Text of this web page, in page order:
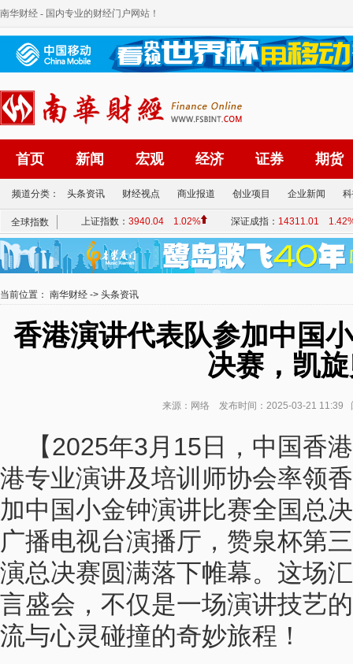
南华财经 - 国内专业的财经门户网站！
首页 新闻 宏观 经济 证券 期货
频道分类： 头条资讯 财经视点 商业报道 创业项目 企业新闻
当前位置： 南华财经 -> 头条资讯
香港演讲代表队参加中国
决赛，凯
来源：网络 发布时间：2025-03-21 11:39
【2025年3月15日，中国香
港专业演讲及培训师协会率领
加中国小金钟演讲比赛全国总
广播电视台演播厅，赞泉杯第
演总决赛圆满落下帷幕。这场
言盛会，不仅是一场演讲技艺
流与心灵碰撞的奇妙旅程！